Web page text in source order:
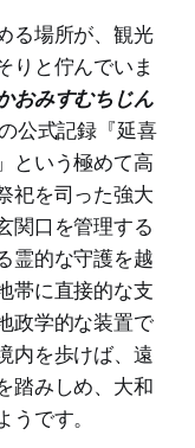
る場所が、観光
りと佇んでいま
おみすむちじん
公式記録『延喜
という極めて高
祀を司った強大
関口を管理する
霊的な守護を越
帯に直接的な支
政学的な装置で
内を歩けば、遠
踏みしめ、大和
です。